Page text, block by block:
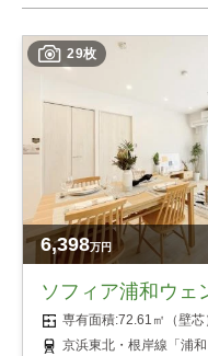
29枚
6,398万円
ソフィア浦和ウェ
72.61㎡（壁芯
京浜東北・根岸線「浦